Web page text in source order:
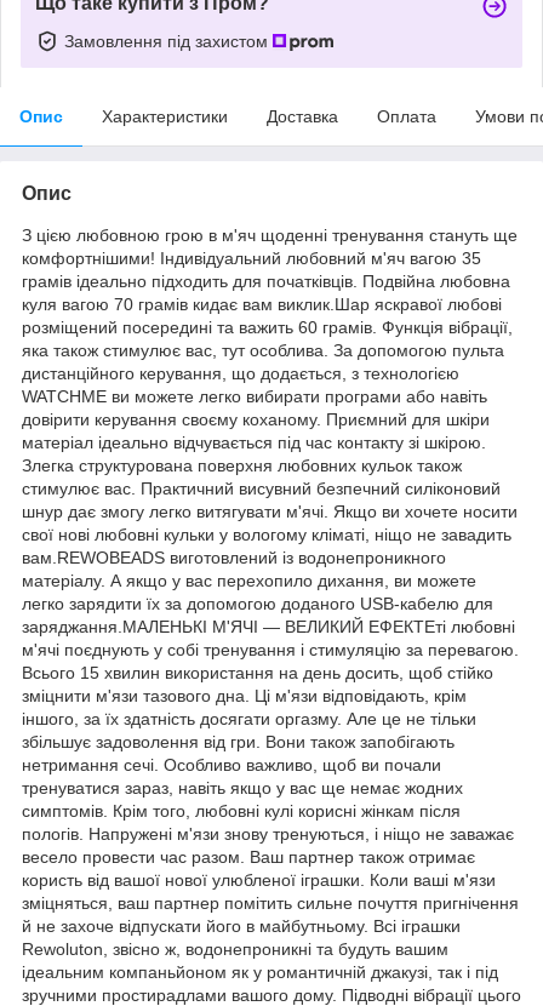
Замовлення під захистом
Опис Характеристики Доставка Оплата Умови
Опис
З цією любовною грою в м'яч щоденні тренування стануть ще
комфортнішими! Індивідуальний любовний м'яч вагою 35
грамів ідеально підходить для початківців. Подвійна любовна
куля вагою 70 грамів кидає вам виклик.Шар яскравої любові
розміщений посередині та важить 60 грамів. Функція вібрації,
яка також стимулює вас, тут особлива. За допомогою пульта
дистанційного керування, що додається, з технологією
WATCHME ви можете легко вибирати програми або навіть
довірити керування своєму коханому. Приємний для шкіри
матеріал ідеально відчувається під час контакту зі шкірою.
Злегка структурована поверхня любовних кульок також
стимулює вас. Практичний висувний безпечний силіконовий
шнур дає змогу легко витягувати м'ячі. Якщо ви хочете носити
свої нові любовні кульки у вологому кліматі, ніщо не завадить
вам.REWOBEADS виготовлений із водонепроникного
матеріалу. А якщо у вас перехопило дихання, ви можете
легко зарядити їх за допомогою доданого USB-кабелю для
заряджання.МАЛЕНЬКІ М'ЯЧІ — ВЕЛИКИЙ ЕФЕКТЕті любовні
м'ячі поєднують у собі тренування і стимуляцію за перевагою.
Всього 15 хвилин використання на день досить, щоб стійко
зміцнити м'язи тазового дна. Ці м'язи відповідають, крім
іншого, за їх здатність досягати оргазму. Але це не тільки
збільшує задоволення від гри. Вони також запобігають
нетримання сечі. Особливо важливо, щоб ви почали
тренуватися зараз, навіть якщо у вас ще немає жодних
симптомів. Крім того, любовні кулі корисні жінкам після
пологів. Напружені м'язи знову тренуються, і ніщо не заважає
весело провести час разом. Ваш партнер також отримає
користь від вашої нової улюбленої іграшки. Коли ваші м'язи
зміцняться, ваш партнер помітить сильне почуття пригнічення
й не захоче відпускати його в майбутньому. Всі іграшки
Rewoluton, звісно ж, водонепроникні та будуть вашим
ідеальним компаньйоном як у романтичній джакузі, так і під
зручними простирадлами вашого дому. Підводні вібрації цього